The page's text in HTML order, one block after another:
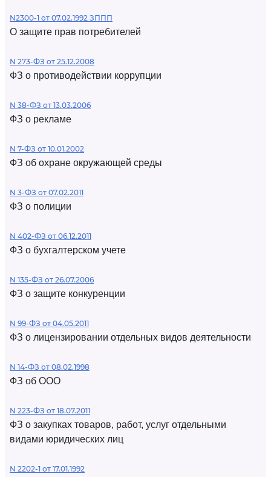
N2300-1 от 07.02.1992 ЗППП
О защите прав потребителей
N 273-ФЗ от 25.12.2008
ФЗ о противодействии коррупции
N 38-ФЗ от 13.03.2006
ФЗ о рекламе
N 7-ФЗ от 10.01.2002
ФЗ об охране окружающей среды
N 3-ФЗ от 07.02.2011
ФЗ о полиции
N 402-ФЗ от 06.12.2011
ФЗ о бухгалтерском учете
N 135-ФЗ от 26.07.2006
ФЗ о защите конкуренции
N 99-ФЗ от 04.05.2011
ФЗ о лицензировании отдельных видов деятельности
N 14-ФЗ от 08.02.1998
ФЗ об ООО
N 223-ФЗ от 18.07.2011
ФЗ о закупках товаров, работ, услуг отдельными
видами юридических лиц
N 2202-1 от 17.01.1992